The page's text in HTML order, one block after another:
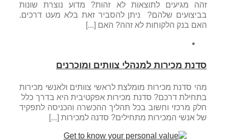
זהה מגיעים לתוצאות לא זהות? מדוע נוצרת שונות
בביצועים שלהם? ניתן להסביר זאת בלא מעט דרכים.
האם בנק הלקוחות לא זהה? האם [...]
סדנת מכירות למנהלי צוותים ומוכרנים
מהי סדנת מכירות מומלצת לראשי צוותים ולאנשי מכירות
בתחילת דרכם? סדנת מכירות אפקטיבית היא בדרך כלל
חלק מרכזי וחשוב בכל תהליך ההכשרה והכניסה לתפקיד
של אנשי המכירות מתחילים? סדנה למכירות [...]